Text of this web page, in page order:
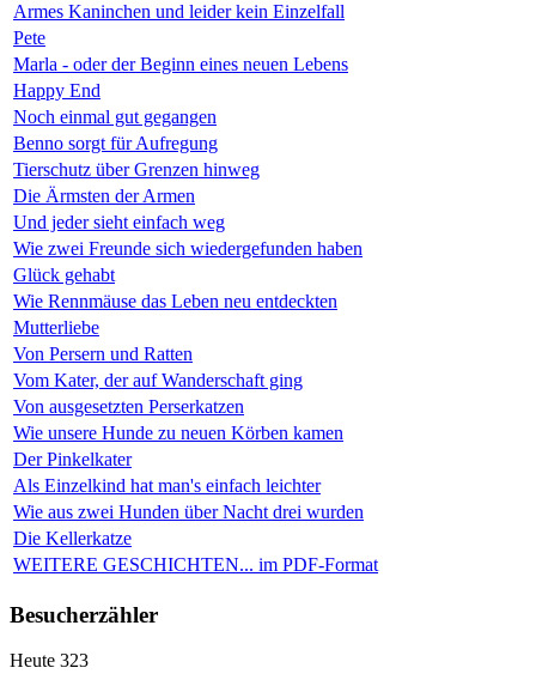
Armes Kaninchen und leider kein Einzelfall
Pete
Marla - oder der Beginn eines neuen Lebens
Happy End
Noch einmal gut gegangen
Benno sorgt für Aufregung
Tierschutz über Grenzen hinweg
Die Ärmsten der Armen
Und jeder sieht einfach weg
Wie zwei Freunde sich wiedergefunden haben
Glück gehabt
Wie Rennmäuse das Leben neu entdeckten
Mutterliebe
Von Persern und Ratten
Vom Kater, der auf Wanderschaft ging
Von ausgesetzten Perserkatzen
Wie unsere Hunde zu neuen Körben kamen
Der Pinkelkater
Als Einzelkind hat man's einfach leichter
Wie aus zwei Hunden über Nacht drei wurden
Die Kellerkatze
WEITERE GESCHICHTEN... im PDF-Format
Besucherzähler
Heute 323